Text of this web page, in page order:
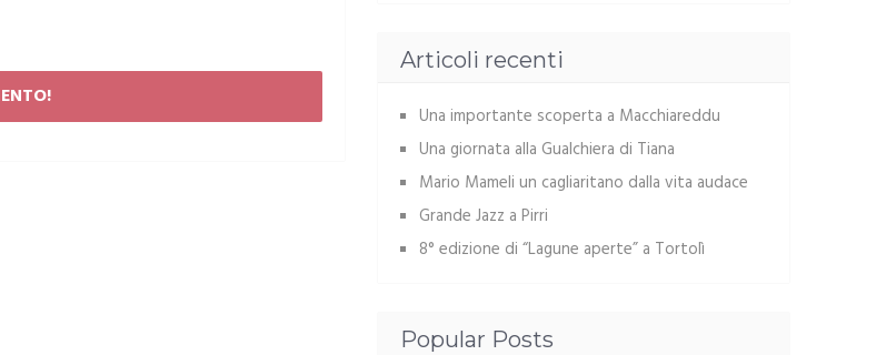
Articoli recenti
Una importante scoperta a Macchiareddu
Una giornata alla Gualchiera di Tiana
Mario Mameli un cagliaritano dalla vita audace
Grande Jazz a Pirri
8° edizione di “Lagune aperte” a Tortolì
Popular Posts